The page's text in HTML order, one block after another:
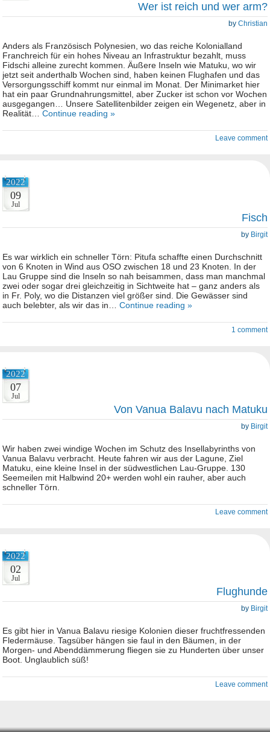
Wer ist reich und wer arm?
by Christian
Anders als Französisch Polynesien, wo das reiche Kolonialland
Franchreich für ein hohes Niveau an Infrastruktur bezahlt, muss
Fidschi alleine zurecht kommen. Äußere Inseln wie Matuku, wo wir
jetzt seit anderthalb Wochen sind, haben keinen Flughafen und das
Versorgungsschiff kommt nur einmal im Monat. Der Minimarket hier
hat ein paar Grundnahrungsmittel, aber Zucker ist schon vor Wochen
ausgegangen… Unsere Satellitenbilder zeigen ein Wegenetz, aber in
Realität… Continue reading »
Leave comment
2022
09
Jul
Fisch
by Birgit
Es war wirklich ein schneller Törn: Pitufa schaffte einen Durchschnitt
von 6 Knoten in Wind aus OSO zwischen 18 und 23 Knoten. In der
Lau Gruppe sind die Inseln so nah beisammen, dass man manchmal
zwei oder sogar drei gleichzeitig in Sichtweite hat – ganz anders als
in Fr. Poly, wo die Distanzen viel größer sind. Die Gewässer sind
auch belebter, als wir das in… Continue reading »
1 comment
2022
07
Jul
Von Vanua Balavu nach Matuku
by Birgit
Wir haben zwei windige Wochen im Schutz des Insellabyrinths von
Vanua Balavu verbracht. Heute fahren wir aus der Lagune, Ziel
Matuku, eine kleine Insel in der südwestlichen Lau-Gruppe. 130
Seemeilen mit Halbwind 20+ werden wohl ein rauher, aber auch
schneller Törn.
Leave comment
2022
02
Jul
Flughunde
by Birgit
Es gibt hier in Vanua Balavu riesige Kolonien dieser fruchtfressenden
Fledermäuse. Tagsüber hängen sie faul in den Bäumen, in der
Morgen- und Abenddämmerung fliegen sie zu Hunderten über unser
Boot. Unglaublich süß!
Leave comment